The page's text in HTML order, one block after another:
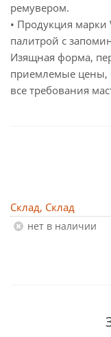
ремувером.
• Продукция марки
палитрой с
Изящная форма,
приемлемые цены,
все требования
Склад, Склад
Нет в наличии